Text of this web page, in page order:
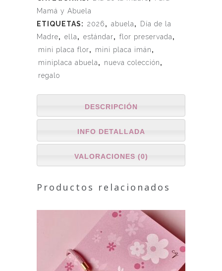
Mamá y Abuela
ETIQUETAS: 2026, abuela,
Día de la
Madre, ella, estándar, flor preservada,
mini placa flor, mini placa imán,
miniplaca abuela, nueva colección,
regalo
DESCRIPCIÓN
INFO DETALLADA
VALORACIONES (0)
Productos relacionados